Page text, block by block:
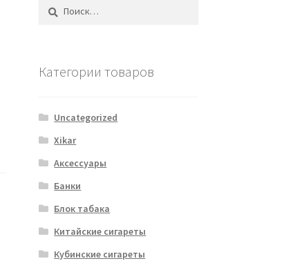
Найти:
Категории товаров
Uncategorized
Xikar
Аксессуары
Банки
Блок табака
Китайские сигареты
Кубинские сигареты